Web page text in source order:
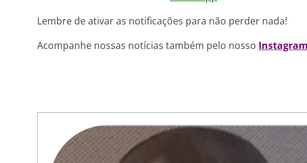
Lembre de ativar as notificações para não perder nada!
Acompanhe nossas notícias também pelo nosso Instagram